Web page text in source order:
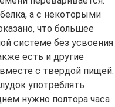
а с некоторыми
что большее
системе без усвоения
есть и другие
с твердой пищей.
употреблять
нужно полтора часа